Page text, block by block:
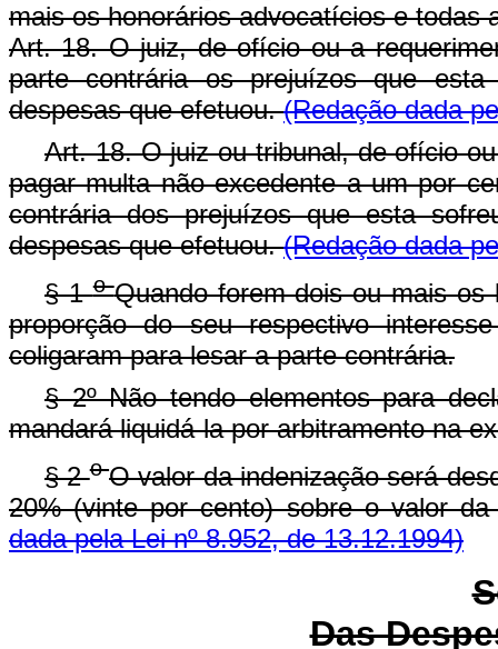
mais os honorários advocatícios e todas
Art. 18. O juiz, de ofício ou a
parte contrária os prejuízos que
despesas que efetuou.(Redação dada
Art. 18. O juiz ou tribunal, de ofício
pagar multa não excedente a um por
contrária dos prejuízos que esta
despesas que efetuou.(Redação dada
§ 1oQuando forem dois ou mais
proporção do seu respectivo
coligaram para lesar a parte contrária.
§ 2º Não tendo elementos para
mandará liquidá-la por arbitramento na
§ 2oO valor da indenização será
20% (vinte por cento) sobre o valor
dada pela Lei nº 8.952, de 13.12.1994)
Das